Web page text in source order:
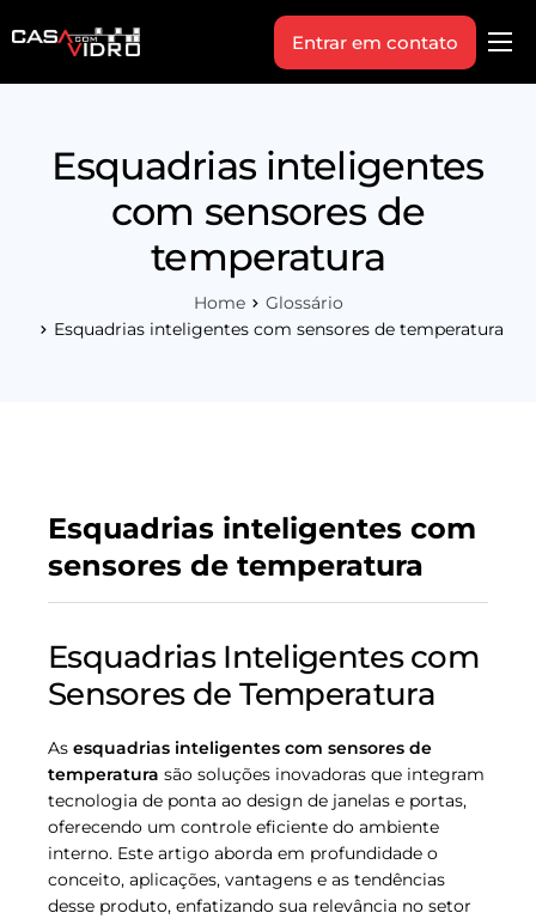
Produtos
Indique+
Vagas
Entrar em contato
Esquadrias inteligentes
com sensores de
temperatura
Home
Glossário
Esquadrias inteligentes com sensores de temperatura
Esquadrias inteligentes com
sensores de temperatura
Esquadrias Inteligentes com
Sensores de Temperatura
As esquadrias inteligentes com sensores de
temperatura são soluções inovadoras que integram
tecnologia de ponta ao design de janelas e portas,
oferecendo um controle eficiente do ambiente
interno. Este artigo aborda em profundidade o
conceito, aplicações, vantagens e as tendências
desse produto, enfatizando sua relevância no setor